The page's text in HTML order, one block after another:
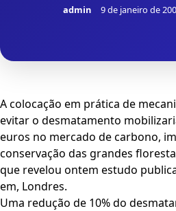
admin 9 de janeiro de
A colocação em prática de
evitar o desmatamento
euros no mercado de carbono,
conservação das grandes
que revelou ontem estudo
em, Londres.
Uma redução de 10% do